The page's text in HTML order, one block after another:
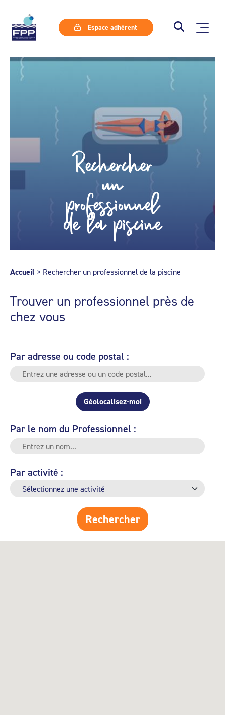
Espace adhérent
Rechercher
un
professionnel
de la piscine
Accueil > Rechercher un professionnel de la piscine
Trouver un professionnel près de
chez vous
Par adresse ou code postal :
Géolocalisez-moi
Par le nom du Professionnel :
Par activité :